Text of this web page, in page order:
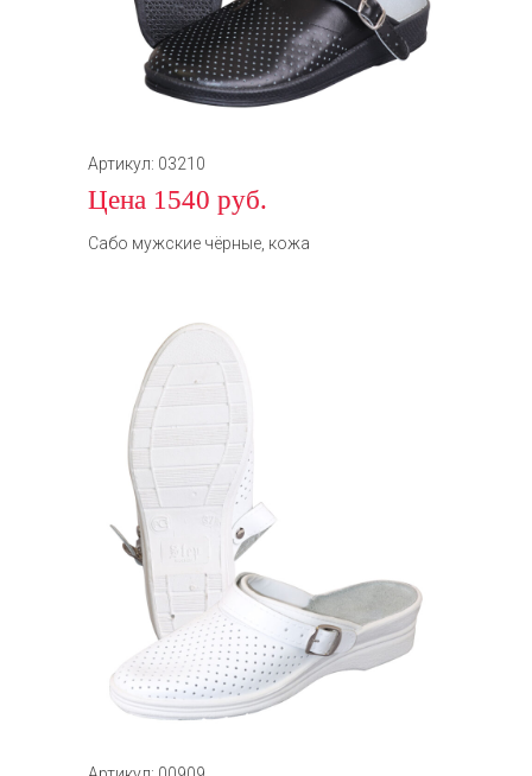
Артикул: 03210
Цена 1540 руб.
Сабо мужские чёрные, кожа